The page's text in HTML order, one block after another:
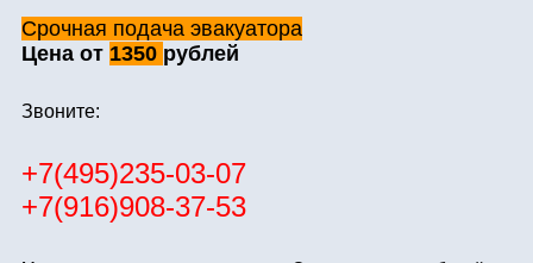
Срочная подача эвакуатора
Цена от 1350 рублей
Звоните:
+7(495)235-03-07
+7(916)908-37-53